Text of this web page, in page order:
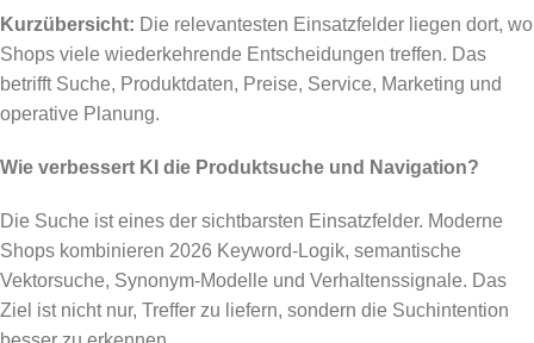
Kurzübersicht: Die relevantesten Einsatzfelder liegen dort, wo
Shops viele wiederkehrende Entscheidungen treffen. Das
betrifft Suche, Produktdaten, Preise, Service, Marketing und
operative Planung.
Wie verbessert KI die Produktsuche und Navigation?
Die Suche ist eines der sichtbarsten Einsatzfelder. Moderne
Shops kombinieren 2026 Keyword-Logik, semantische
Vektorsuche, Synonym-Modelle und Verhaltenssignale. Das
Ziel ist nicht nur, Treffer zu liefern, sondern die Suchintention